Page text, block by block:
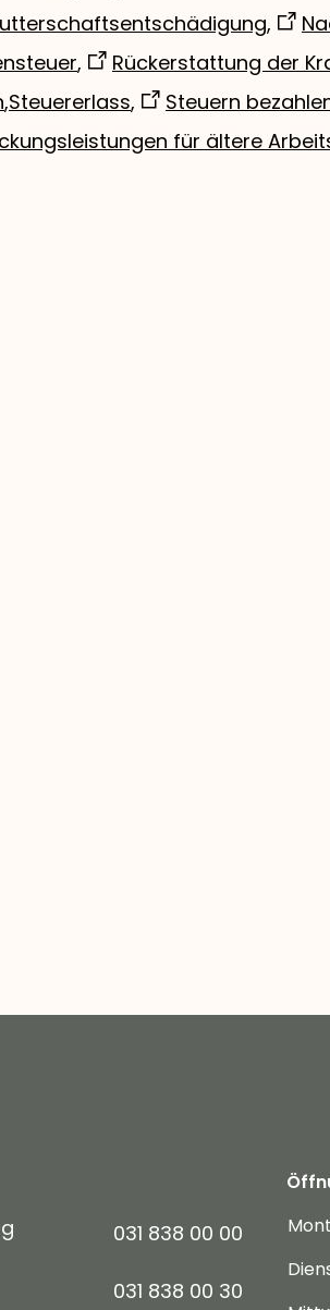
,
, Rückerstattung der
,Steuererlass, Steuern
für ältere
031 838 00 00
031 838 00 30